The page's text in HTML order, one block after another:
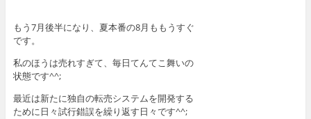
もう7月後半になり、夏本番の8月ももうすぐ
です。
私のほうは売れすぎて、毎日てんてこ舞いの
状態です^^;
最近は新たに独自の転売システムを開発する
ために日々試行錯誤を繰り返す日々です^^;